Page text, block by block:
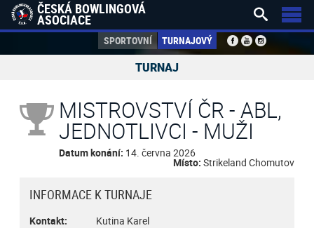
ČESKÁ BOWLINGOVÁ
ASOCIACE
SPORTOVNÍ TURNAJOVÝ
 
TURNAJ
MISTROVSTVÍ ČR - ABL,
JEDNOTLIVCI - MUŽI
Datum konání: 14. června 2026
Místo: Strikeland Chomutov
INFORMACE K TURNAJE
Kontakt:
Kutina Karel